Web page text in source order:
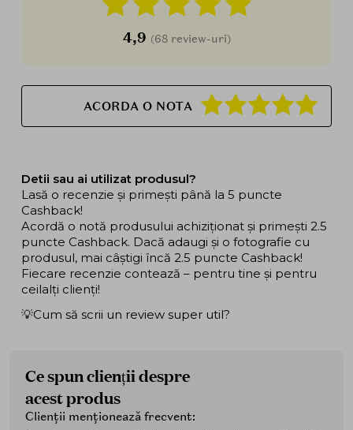
4,9 (68 review-uri)
ACORDA O NOTA
Detii sau ai utilizat produsul?
Lasă o recenzie și primești până la 5 puncte
Cashback!
Acordă o notă produsului achiziționat și primești 2.5
puncte Cashback. Dacă adaugi și o fotografie cu
produsul, mai câștigi încă 2.5 puncte Cashback!
Fiecare recenzie contează – pentru tine și pentru
ceilalți clienți!
💡Cum să scrii un review super util?
Ce spun clienții despre
acest produs
Clienții menționează frecvent: